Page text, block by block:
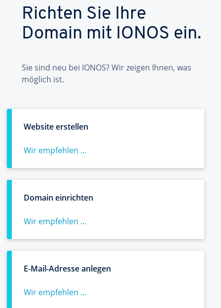
Richten Sie Ihre
Domain mit IONOS ein.
Sie sind neu bei IONOS? Wir zeigen Ihnen, was
möglich ist.
Website erstellen
Wir empfehlen ...
Domain einrichten
Wir empfehlen ...
E-Mail-Adresse anlegen
Wir empfehlen ...